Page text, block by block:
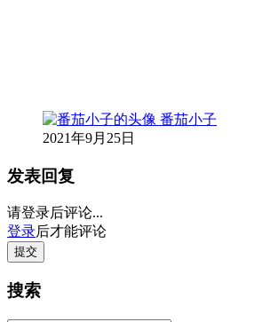
番茄小子
2021年9月25日
发表回复
请登录后评论...
登录后才能评论
提交
搜索